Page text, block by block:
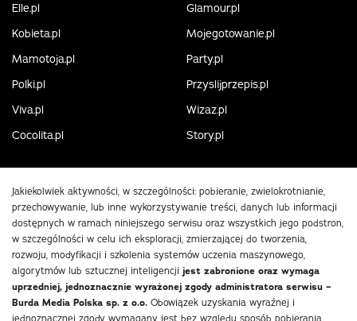
Elle.pl
Glamour.pl
Kobieta.pl
Mojegotowanie.pl
Mamotoja.pl
Party.pl
Polki.pl
Przyslijprzepis.pl
Viva.pl
Wizaz.pl
Cocolita.pl
Story.pl
Jakiekolwiek aktywności, w szczególności: pobieranie, zwielokrotnianie,
przechowywanie, lub inne wykorzystywanie treści, danych lub informacji
dostępnych w ramach niniejszego serwisu oraz wszystkich jego podstron,
w szczególności w celu ich eksploracji, zmierzającej do tworzenia,
rozwoju, modyfikacji i szkolenia systemów uczenia maszynowego,
algorytmów lub sztucznej inteligencji jest zabronione oraz wymaga
uprzedniej, jednoznacznie wyrażonej zgody administratora serwisu –
Burda Media Polska sp. z o.o. Obowiązek uzyskania wyraźnej i
jednoznacznej zgody wymagany jest bez względu sposób pobierania,